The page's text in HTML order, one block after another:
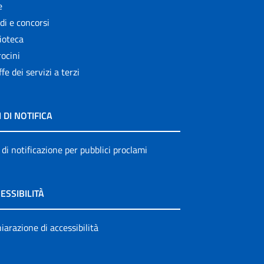
e concorsi
dei servizi a terzi
DI NOTIFICA
notificazione per pubblici proclami
di accessibilità